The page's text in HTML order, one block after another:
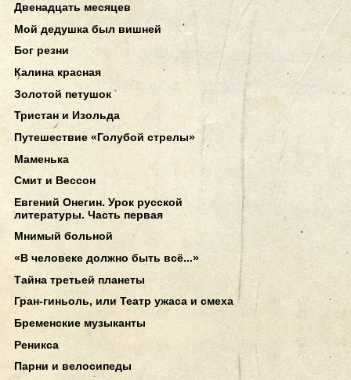
Двенадцать месяцев
Мой дедушка был вишней
Бог резни
Калина красная
Золотой петушок
Тристан и Изольда
Путешествие «Голубой стрелы»
Маменька
Смит и Вессон
Евгений Онегин. Урок русской
литературы. Часть первая
Мнимый больной
«В человеке должно быть всё...»
Тайна третьей планеты
Гран-гиньоль, или Театр ужаса и смеха
Бременские музыканты
Реникса
Парни и велосипеды